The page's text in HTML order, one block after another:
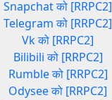
Snapchat को [RRPC2]
Telegram को [RRPC2]
Vk को [RRPC2]
Bilibili को [RRPC2]
Rumble को [RRPC2]
Odysee को [RRPC2]